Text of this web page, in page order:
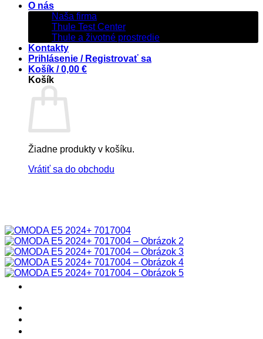
O nás
Naša firma
Thule Test Center
Thule a životné prostredie
Kontakty
Prihlásenie / Registrovať sa
Košík /0,00 €
Košík
Žiadne produkty v košíku.
Vrátiť sa do obchodu